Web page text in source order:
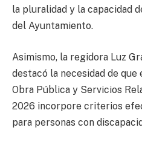
la pluralidad y la capacidad
del Ayuntamiento.
Asimismo, la regidora Luz
destacó la necesidad de que
Obra Pública y Servicios
2026 incorpore criterios
para personas con